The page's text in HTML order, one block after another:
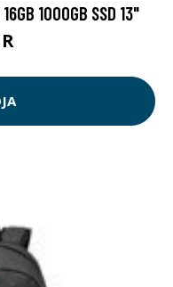
1000GB SSD 13"